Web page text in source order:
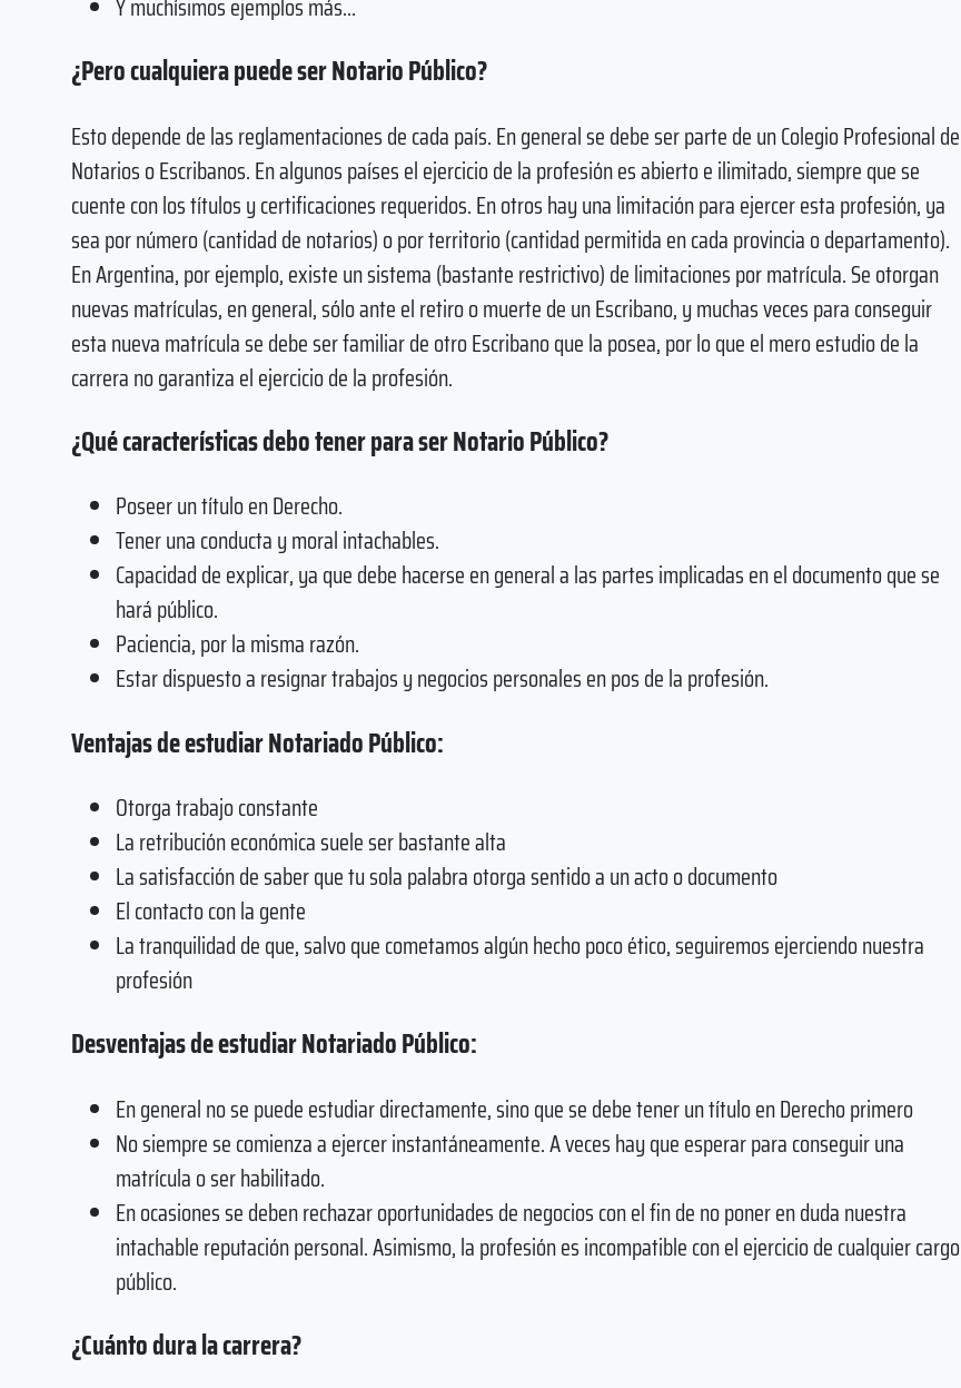
¿Pero cualquiera puede ser Notario Público?
Esto depende de las reglamentaciones de cada país. En general se debe ser parte de un Colegio Profesional de
Notarios o Escribanos. En algunos países el ejercicio de la profesión es abierto e ilimitado, siempre que se
cuente con los títulos y certificaciones requeridos. En otros hay una limitación para ejercer esta profesión, ya
sea por número (cantidad de notarios) o por territorio (cantidad permitida en cada provincia o departamento).
En Argentina, por ejemplo, existe un sistema (bastante restrictivo) de limitaciones por matrícula. Se otorgan
nuevas matrículas, en general, sólo ante el retiro o muerte de un Escribano, y muchas veces para conseguir
esta nueva matrícula se debe ser familiar de otro Escribano que la posea, por lo que el mero estudio de la
carrera no garantiza el ejercicio de la profesión.
¿Qué características debo tener para ser Notario Público?
Poseer un título en Derecho.
Tener una conducta y moral intachables.
Capacidad de explicar, ya que debe hacerse en general a las partes implicadas en el documento que se
hará público.
Paciencia, por la misma razón.
Estar dispuesto a resignar trabajos y negocios personales en pos de la profesión.
Ventajas de estudiar Notariado Público:
Otorga trabajo constante
La retribución económica suele ser bastante alta
La satisfacción de saber que tu sola palabra otorga sentido a un acto o documento
El contacto con la gente
La tranquilidad de que, salvo que cometamos algún hecho poco ético, seguiremos ejerciendo nuestra
profesión
Desventajas de estudiar Notariado Público:
En general no se puede estudiar directamente, sino que se debe tener un título en Derecho primero
No siempre se comienza a ejercer instantáneamente. A veces hay que esperar para conseguir una
matrícula o ser habilitado.
En ocasiones se deben rechazar oportunidades de negocios con el fin de no poner en duda nuestra
intachable reputación personal. Asimismo, la profesión es incompatible con el ejercicio de cualquier cargo
público.
¿Cuánto dura la carrera?